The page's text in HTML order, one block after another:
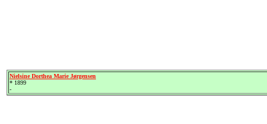
Nielsine Dorthea Marie Jørgensen
* 1899
-